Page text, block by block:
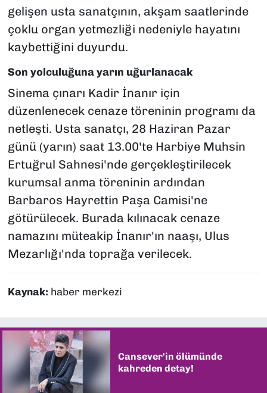
gelişen usta sanatçının, akşam saatlerinde
çoklu organ yetmezliği nedeniyle hayatını
kaybettiğini duyurdu.
Son yolculuğuna yarın uğurlanacak
Sinema çınarı Kadir İnanır için
düzenlenecek cenaze töreninin programı da
netleşti. Usta sanatçı, 28 Haziran Pazar
günü (yarın) saat 13.00'te Harbiye Muhsin
Ertuğrul Sahnesi'nde gerçekleştirilecek
kurumsal anma töreninin ardından
Barbaros Hayrettin Paşa Camisi'ne
götürülecek. Burada kılınacak cenaze
namazını müteakip İnanır'ın naaşı, Ulus
Mezarlığı'nda toprağa verilecek.
Kaynak: haber merkezi
Cansever'in ölümünde
kahreden detay!